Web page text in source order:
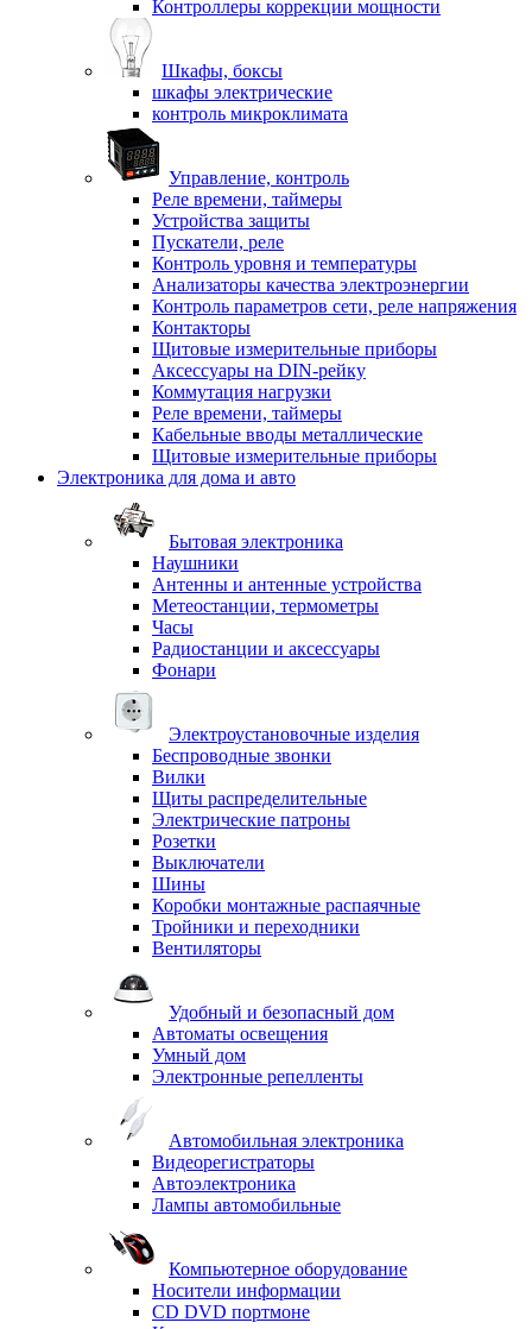
Контроллеры коррекции мощности
Шкафы, боксы
шкафы электрические
контроль микроклимата
Управление, контроль
Реле времени, таймеры
Устройства защиты
Пускатели, реле
Контроль уровня и температуры
Анализаторы качества электроэнергии
Контроль параметров сети, реле напряжения
Контакторы
Щитовые измерительные приборы
Аксессуары на DIN-рейку
Коммутация нагрузки
Реле времени, таймеры
Кабельные вводы металлические
Щитовые измерительные приборы
Электроника для дома и авто
Бытовая электроника
Наушники
Антенны и антенные устройства
Метеостанции, термометры
Часы
Радиостанции и аксессуары
Фонари
Электроустановочные изделия
Беспроводные звонки
Вилки
Щиты распределительные
Электрические патроны
Розетки
Выключатели
Шины
Коробки монтажные распаячные
Тройники и переходники
Вентиляторы
Удобный и безопасный дом
Автоматы освещения
Умный дом
Электронные репелленты
Автомобильная электроника
Видеорегистраторы
Автоэлектроника
Лампы автомобильные
Компьютерное оборудование
Носители информации
CD DVD портмоне